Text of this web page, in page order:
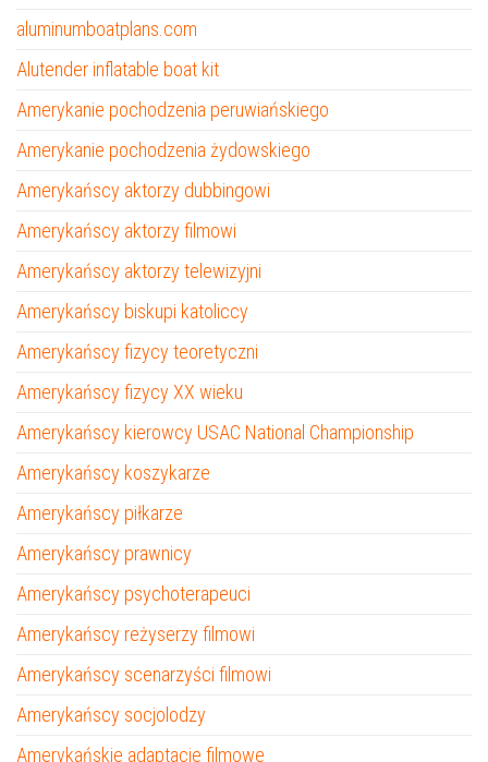
aluminumboatplans.com
Alutender inflatable boat kit
Amerykanie pochodzenia peruwiańskiego
Amerykanie pochodzenia żydowskiego
Amerykańscy aktorzy dubbingowi
Amerykańscy aktorzy filmowi
Amerykańscy aktorzy telewizyjni
Amerykańscy biskupi katoliccy
Amerykańscy fizycy teoretyczni
Amerykańscy fizycy XX wieku
Amerykańscy kierowcy USAC National Championship
Amerykańscy koszykarze
Amerykańscy piłkarze
Amerykańscy prawnicy
Amerykańscy psychoterapeuci
Amerykańscy reżyserzy filmowi
Amerykańscy scenarzyści filmowi
Amerykańscy socjolodzy
Amerykańskie adaptacje filmowe